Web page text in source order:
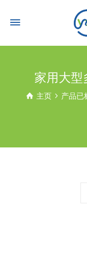
家用大型
主页
产品已